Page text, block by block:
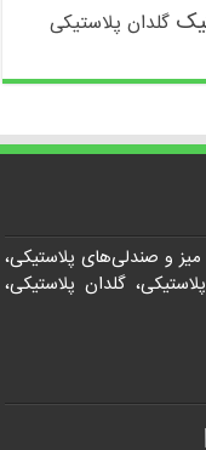
گلدان پلاستیکی
و صندلی‌های پلاستیکی،
گلدان پلاستیکی،